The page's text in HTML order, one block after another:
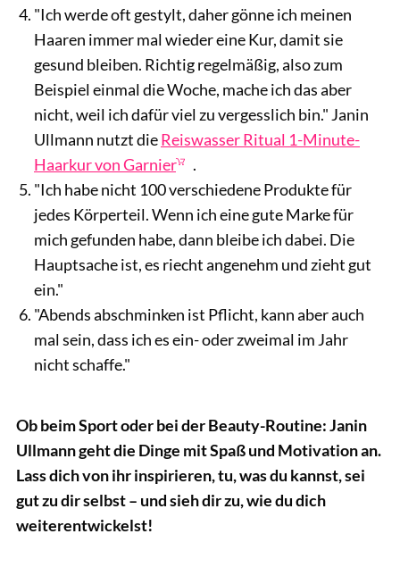
"Ich werde oft gestylt, daher gönne ich meinen
Haaren immer mal wieder eine Kur, damit sie
gesund bleiben. Richtig regelmäßig, also zum
Beispiel einmal die Woche, mache ich das aber
nicht, weil ich dafür viel zu vergesslich bin." Janin
Ullmann nutzt dieReiswasser Ritual 1-Minute-
Haarkur von Garnier
.
"Ich habe nicht 100 verschiedene Produkte für
jedes Körperteil. Wenn ich eine gute Marke für
mich gefunden habe, dann bleibe ich dabei. Die
Hauptsache ist, es riecht angenehm und zieht gut
ein."
"Abends abschminken ist Pflicht, kann aber auch
mal sein, dass ich es ein- oder zweimal im Jahr
nicht schaffe."
Ob beim Sport oder bei der Beauty-Routine: Janin
Ullmann geht die Dinge mit Spaß und Motivation an.
Lass dich von ihr inspirieren, tu, was du kannst, sei
gut zu dir selbst – und sieh dir zu, wie du dich
weiterentwickelst!